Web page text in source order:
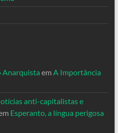
Anarquista em A Importância
anti-capitalistas e
Esperanto, a língua perigosa